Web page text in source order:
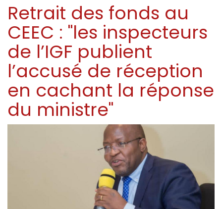
Retrait des fonds au
CEEC : "les inspecteurs
de l’IGF publient
l’accusé de réception
en cachant la réponse
du ministre"